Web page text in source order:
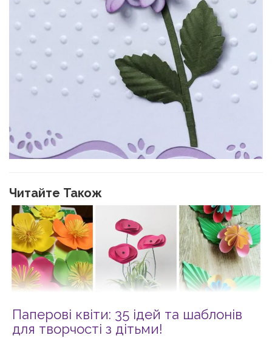
Читайте Також
Паперові квіти: 35 ідей та шаблонів
для творчості з дітьми!